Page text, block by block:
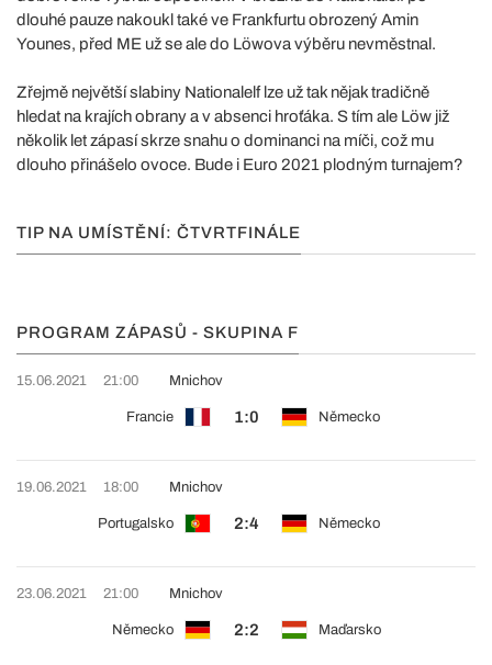
dlouhé pauze nakoukl také ve Frankfurtu obrozený Amin
Younes, před ME už se ale do Löwova výběru nevměstnal.
Zřejmě největší slabiny Nationalelf lze už tak nějak tradičně
hledat na krajích obrany a v absenci hroťáka. S tím ale Löw již
několik let zápasí skrze snahu o dominanci na míči, což mu
dlouho přinášelo ovoce. Bude i Euro 2021 plodným turnajem?
TIP NA UMÍSTĚNÍ: ČTVRTFINÁLE
PROGRAM ZÁPASŮ - SKUPINA F
15.06.2021 21:00
Francie 1:0 Německo
Mnichov
19.06.2021 18:00
Portugalsko 2:4 Německo
Mnichov
23.06.2021 21:00
Německo 2:2 Maďarsko
Mnichov